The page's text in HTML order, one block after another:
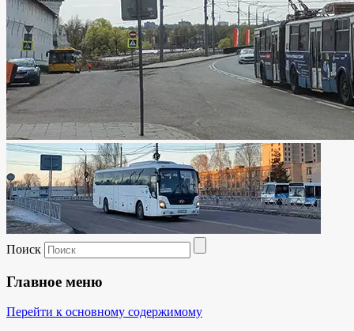
Поиск
Главное меню
Перейти к основному содержимому